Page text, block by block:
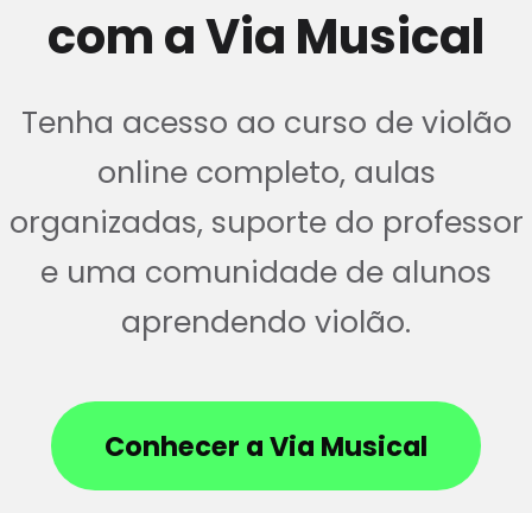
com a Via Musical
Tenha acesso ao curso de violão
online completo, aulas
organizadas, suporte do professor
e uma comunidade de alunos
aprendendo violão.
Conhecer a Via Musical